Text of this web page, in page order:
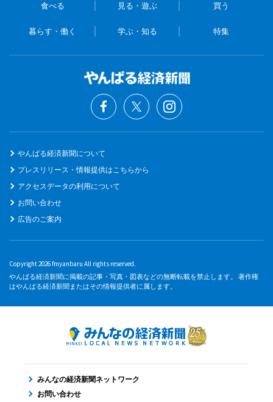
食べる 見る・遊ぶ 買う
暮らす・働く 学ぶ・知る 特集
やんばる経済新聞について
プレスリリース・情報提供はこちらから
アクセスデータの利用について
お問い合わせ
広告のご案内
Copyright 2026 fmyanbaru All rights reserved.
やんばる経済新聞に掲載の記事・写真・図表などの無断転載を禁止します。 著作権
はやんばる経済新聞またはその情報提供者に属します。
みんなの経済新聞ネットワーク
お問い合わせ